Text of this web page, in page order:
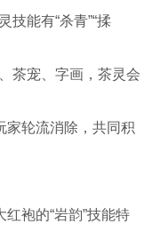
技能有“杀青”“揉
茶宠、字画，茶灵会
家轮流消除，共同积
袍的“岩韵”技能特